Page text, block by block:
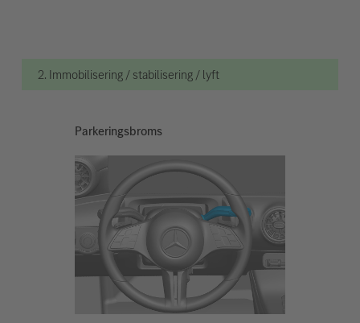
2. Immobilisering / stabilisering / lyft
Parkeringsbroms